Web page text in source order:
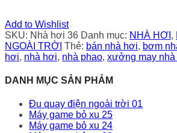
Add to Wishlist
SKU: Nhà hơi 36 Danh mục: NHÀ HƠI ,
NGOÀI TRỜI Thẻ: bán nhà hơi, bơm
hơi, nhà hơi, nhà phao, xưởng may
DANH MỤC SẢN PHẢM
Đu quay điện ngoài trời 01
Máy game bỏ xu 25
Máy game bỏ xu 24